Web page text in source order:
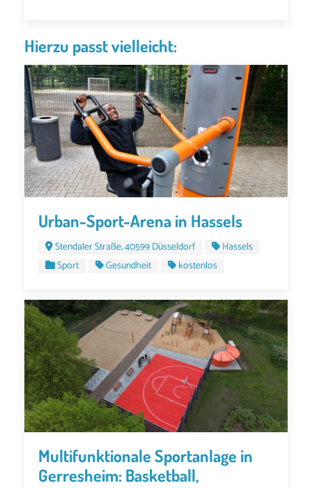
Hierzu passt vielleicht:
Urban-Sport-Arena in Hassels
Stendaler Straße, 40599 Düsseldorf
Hassels
Sport
Gesundheit kostenlos
Multifunktionale Sportanlage in
Gerresheim: Basketball,